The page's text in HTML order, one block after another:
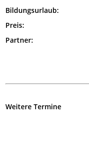
Bildungsurlaub:
Preis:
Partner:
Weitere Termine